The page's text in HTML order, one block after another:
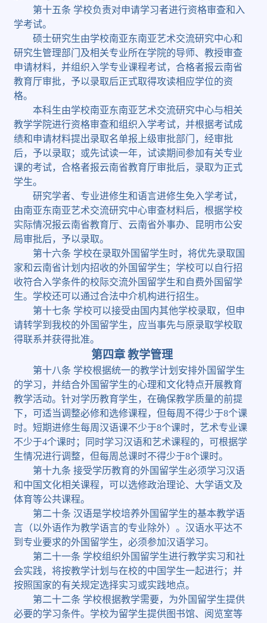
第十五条 学校负责对申请学习者进行资格审查和入
学考试。
硕士研究生由学校南亚东南亚艺术交流研究中心和
研究生管理部门及相关专业所在学院的导师、教授审查
申请材料，并组织入学专业课程考试，合格者报云南省
教育厅审批，予以录取后正式取得攻读相应学位的资
格。
本科生由学校南亚东南亚艺术交流研究中心与相关
教学学院进行资格审查和组织入学考试，并根据考试成
绩和申请材料提出录取名单报上级审批部门，经审批
后，予以录取；或先试读一年，试读期间参加有关专业
课的考试，合格者报云南省教育厅审批后，录取为正式
学生。
研究学者、专业进修生和语言进修生免入学考试，
由南亚东南亚艺术交流研究中心审查材料后，根据学校
实际情况报云南省教育厅、云南省外事办、昆明市公安
局审批后，予以录取。
第十六条 学校在录取外国留学生时，将优先录取国
家和云南省计划内招收的外国留学生；学校可以自行招
收符合入学条件的校际交流外国留学生和自费外国留学
生。学校还可以通过合法中介机构进行招生。
第十七条 学校可以接受由国内其他学校录取，但申
请转学到我校的外国留学生，应当事先与原录取学校取
得联系并获得批准。
第四章 教学管理
第十八条 学校根据统一的教学计划安排外国留学生
的学习，并结合外国留学生的心理和文化特点开展教育
教学活动。针对学历教育学生，在确保教学质量的前提
下，可适当调整必修和选修课程，但每周不得少于8个课
时。短期进修生每周汉语课不少于8个课时，艺术专业课
不少于4个课时；同时学习汉语和艺术课程的，可根据学
生情况进行调整，但每周总课时不得少于8个课时。
第十九条 接受学历教育的外国留学生必须学习汉语
和中国文化相关课程，可以选修政治理论、大学语文及
体育等公共课程。
第二十条 汉语是学校培养外国留学生的基本教学语
言（以外语作为教学语言的专业除外）。汉语水平达不
到专业要求的外国留学生，必须参加汉语学习。
第二十一条 学校组织外国留学生进行教学实习和社
会实践，将按教学计划与在校的中国学生一起进行；并
按照国家的有关规定选择实习或实践地点。
第二十二条 学校根据教学需要，为外国留学生提供
必要的学习条件。学校为留学生提供图书馆、阅览室等